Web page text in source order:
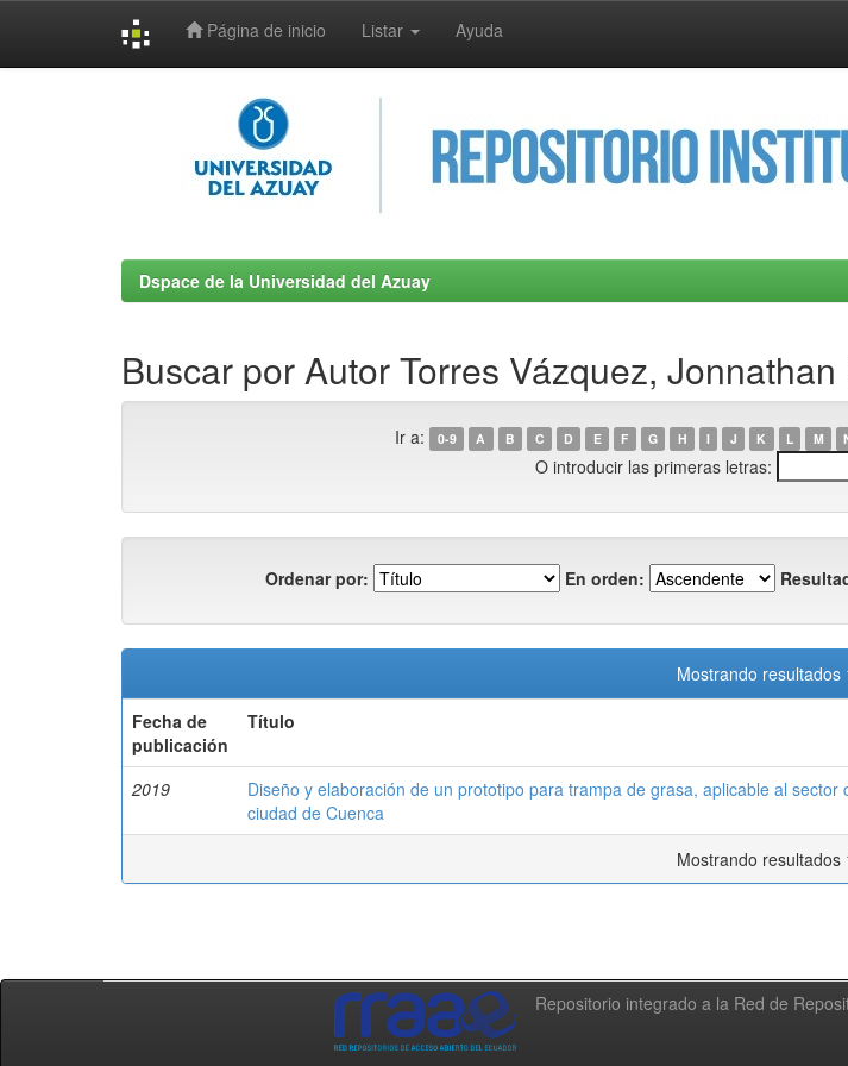
Página de inicio Listar Ayuda
Dspace de la Universidad del Azuay
Buscar por Autor Torres Vázquez, Jonnathan
Ir a: 0-9 A B C D E F G H I J K L M
O introducir las primeras letras:
Ordenar por: En orden:
Mostrando resultados
Fecha de
publicación
Título
2019
Diseño y elaboración de un prototipo para trampa de grasa, aplicable al sector
ciudad de Cuenca
Mostrando resultados
Repositorio integrado a la Red de